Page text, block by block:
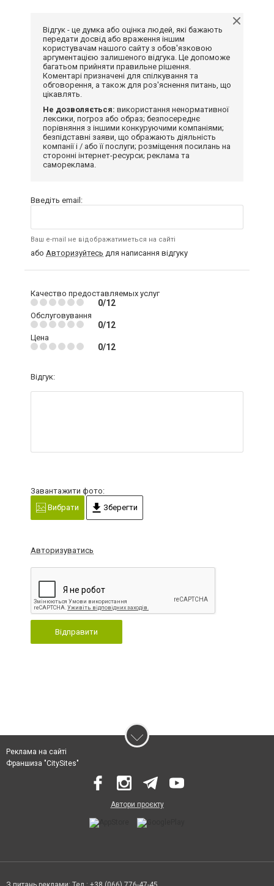
Відгук - це думка або оцінка людей, які бажають
передати досвід або враження іншим
користувачам нашого сайту з обов'язковою
аргументацією залишеного відгука. Це допоможе
багатьом прийняти правильне рішення.
Коментарі призначені для спілкування та
обговорення, а також для роз'яснення питань, що
цікавлять.
Не дозволяється: використання ненормативної
лексики, погроз або образ; безпосереднє
порівняння з іншими конкуруючими компаніями;
безпідставні заяви, що ображають діяльність
компанії і / або її послуги; розміщення посилань на
сторонні інтернет-ресурси; реклама та
самореклама.
Введіть email:
Ваш e-mail не відображатиметься на сайті
або Авторизуйтесь для написання відгуку
Качество предоставляемых услуг
0/12
Обслуговування
0/12
Цена
0/12
Відгук:
Завантажити фото:
Вибрати
Зберегти
Авторизуватись
Відправити
Реклама на сайті
Франшиза "CitySites"
Автори проєкту